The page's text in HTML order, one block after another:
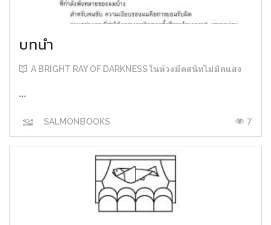
บทนำ
A BRIGHT RAY OF DARKNESS ในห้วงมืดสนิทไม่มิดแสง
...
SALMONBOOKS 7